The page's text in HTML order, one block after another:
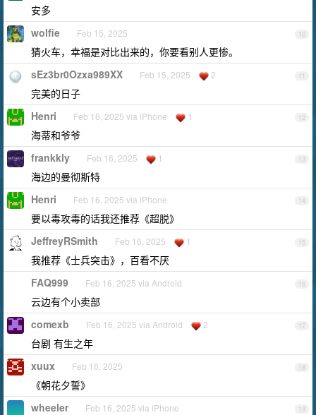
安多
10
wolfie Feb 15, 2025
猜火车，幸福是对比出来的，你要看别人更惨。
11
sEz3br0Ozxa989XX Feb 15, 2025 2
完美的日子
12
Henri Feb 16, 2025 via iPhone 1
海蒂和爷爷
13
frankkly Feb 16, 2025 1
海边的曼彻斯特
14
Henri Feb 16, 2025 via iPhone
要以毒攻毒的话我还推荐《超脱》
15
JeffreyRSmith Feb 16, 2025 1
我推荐《士兵突击》，百看不厌
16
FAQ999 Feb 16, 2025 via Android
云边有个小卖部
17
comexb Feb 16, 2025 via Android 2
台剧 有生之年
18
xuux Feb 16, 2025
《朝花夕誓》
19
wheeler Feb 16, 2025 via iPhone